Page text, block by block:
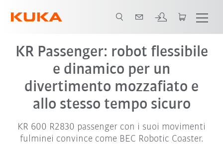
KR Passenger: robot flessibile
e dinamico per un
divertimento mozzafiato e
allo stesso tempo sicuro
KR 600 R2830 passenger con i suoi movimenti
fulminei convince come BEC Robotic Coaster.